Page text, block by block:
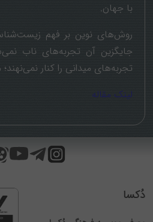
با جهان.
روش‌های نوین بر فهم
جایگزین آن تجربه‌های ناب
تجربه‌های میدانی را کنار
لینک مقاله
دُکسا